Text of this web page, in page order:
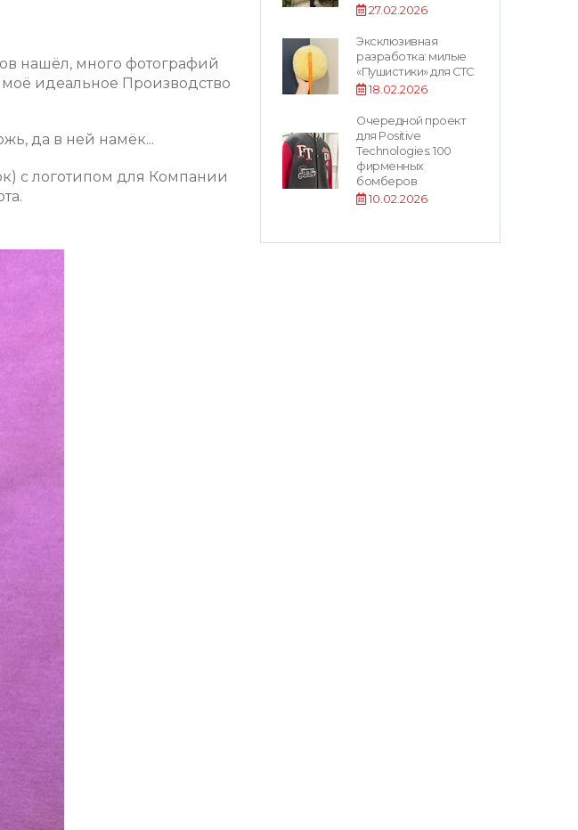
27.02.2026
Эксклюзивная
разработка: милые
«Пушистики» для СТС
18.02.2026
Очередной проект
для Positive
Technologies: 100
фирменных
бомберов
10.02.2026
нашёл, много фотографий
идеальное Производство
да в ней намёк...
с логотипом для Компании